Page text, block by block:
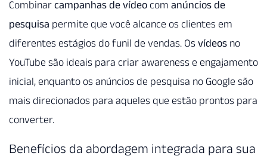
Combinar campanhas de vídeo com anúncios de
pesquisa permite que você alcance os clientes em
diferentes estágios do funil de vendas. Os vídeos no
YouTube são ideais para criar awareness e engajamento
inicial, enquanto os anúncios de pesquisa no Google são
mais direcionados para aqueles que estão prontos para
converter.
Benefícios da abordagem integrada para sua